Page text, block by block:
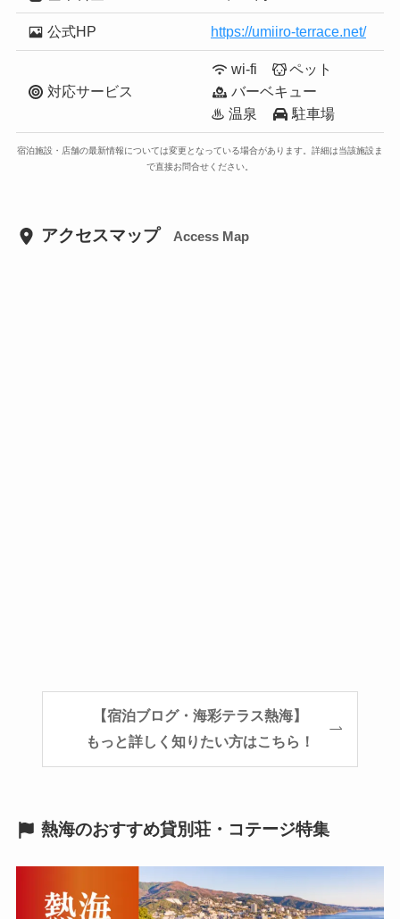
公式HP https://umiiro-terrace.net/
対応サービス
wi-fi ペット
バーベキュー
♨ 温泉
駐車場
宿泊施設・店舗の最新情報については変更となっている場合があります。詳細は当該施設ま
で直接お問合せください。
アクセスマップ Access Map
【宿泊ブログ・海彩テラス熱海】
もっと詳しく知りたい方はこちら！
熱海のおすすめ貸別荘・コテージ特集